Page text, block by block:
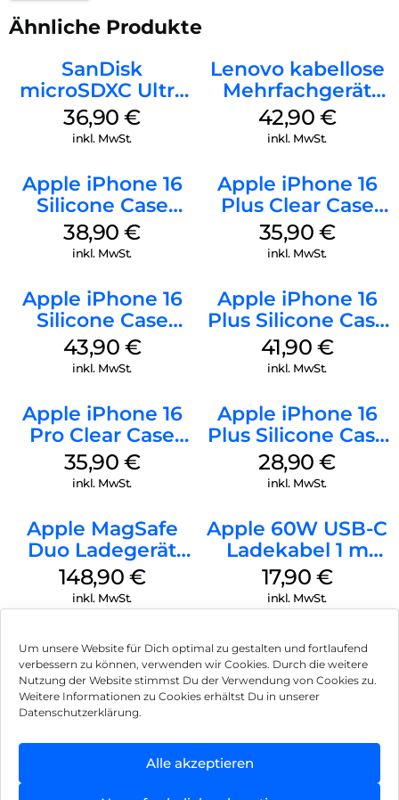
Um unsere Website für Dich optimal zu gestalten und fortlaufend
verbessern zu können, verwenden wir Cookies. Durch die weitere
Nutzung der Website stimmst Du der Verwendung von Cookies zu.
Weitere Informationen zu Cookies erhältst Du in unserer
Datenschutzerklärung.
Alle akzeptieren
Ähnliche Produkte
SanDisk
microSDXC Ultra
128 GB + Adapter
Mobile
36,90€
inkl. MwSt.
Lenovo kabellose
Mehrfachgerät
Luna Grey
42,90 €
inkl. MwSt.
Apple iPhone 16
Silicone Case
MagSafe
Ultramarine
38,90€
inkl. MwSt.
Apple iPhone 16
Plus Clear Case
MagSafe
Transparent
35,90 €
inkl. MwSt.
Apple iPhone 16
Silicone Case
MagSafe Plum
43,90 €
inkl. MwSt.
Apple iPhone 16
Plus Silicone Case
MagSafe Stone
Gray
41,90 €
inkl. MwSt.
Apple iPhone 16
Pro Clear Case
MagSafe
Transparent
35,90 €
inkl. MwSt.
Apple iPhone 16
Plus Silicone Case
MagSafe Black
28,90€
inkl. MwSt.
Apple MagSafe
Duo Ladegerät
Weiß
148,90 €
inkl. MwSt.
Apple 60W USB-C
Ladekabel 1 m
Weiß
17,90 €
inkl. MwSt.
Impressum